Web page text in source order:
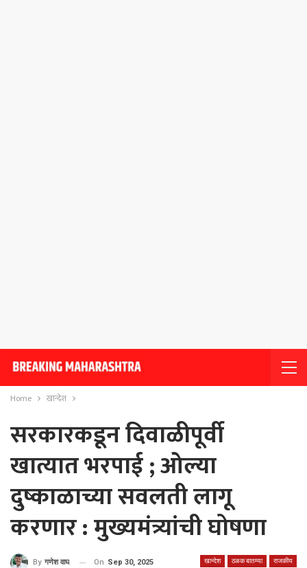
Home खान्देश
सरकारकडून दिवाळीपूर्वी
खात्यात भरपाई ; ओल्या
दुष्काळाच्या सवलती लागू
करणार : मुख्यमंत्र्यांची घोषणा
खान्देश ठळक बातम्या राजकीय
By गणेश वाघ On Sep 30, 2025